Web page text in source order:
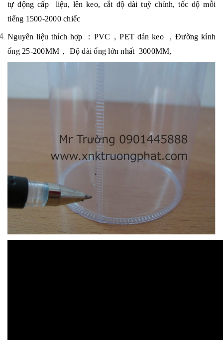
tự động cấp liệu, lên keo, cắt độ dài tuỳ chỉnh, tốc dộ mỗi
tiếng 1500-2000 chiếc
Nguyên liệu thích hợp ： PVC ，PET dán keo ，Đường kính
ống 25-200MM ， Độ dài ống lớn nhất 3000MM,